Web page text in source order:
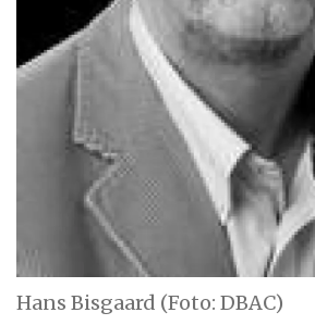
Hans Bisgaard (Foto: DBAC)